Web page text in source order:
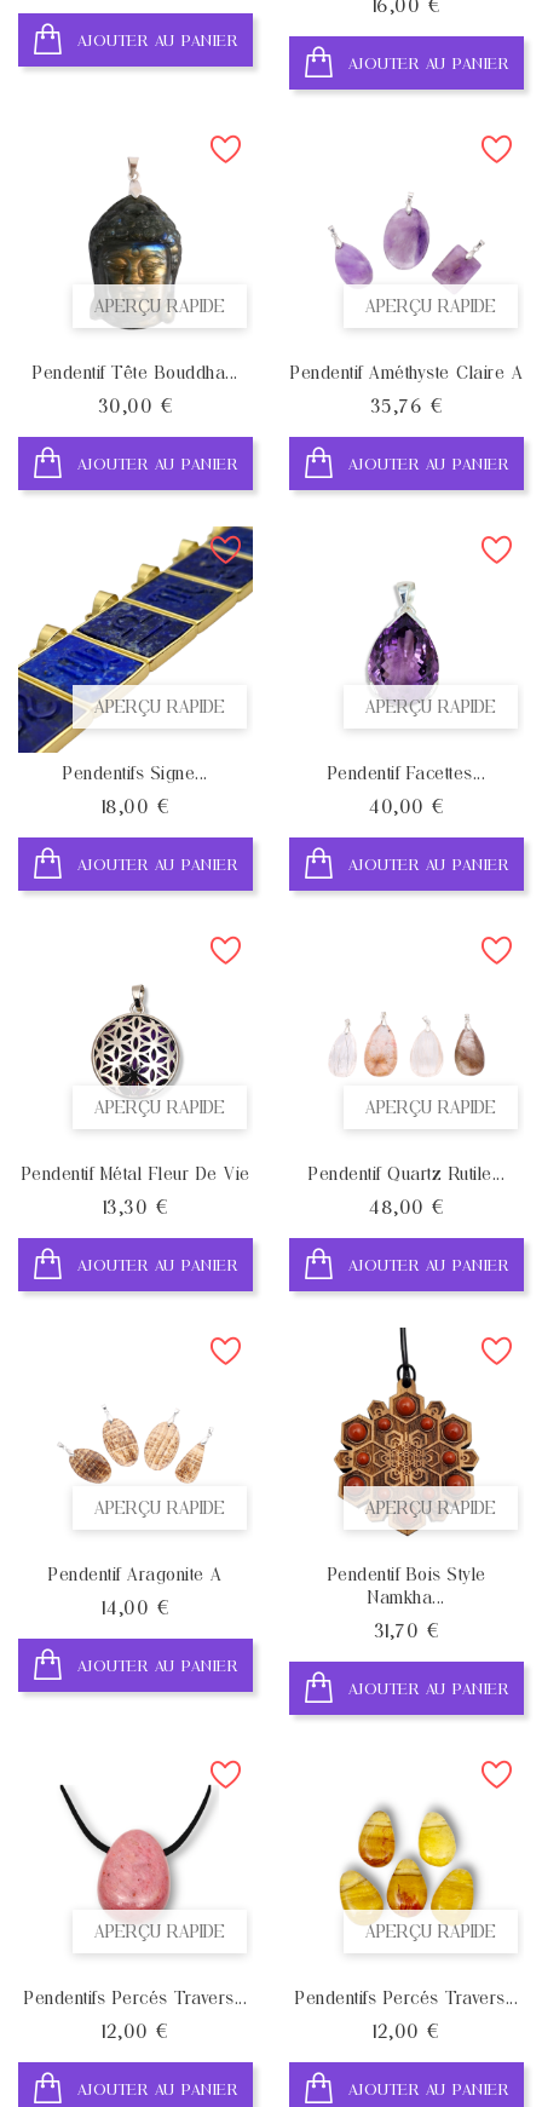
AJOUTER AU PANIER
16,00 €
AJOUTER AU PANIER
APERÇU RAPIDE
Pendentif Tête Bouddha...
30,00 €
AJOUTER AU PANIER
APERÇU RAPIDE
Pendentif Améthyste Claire A
35,76 €
AJOUTER AU PANIER
APERÇU RAPIDE
Pendentifs Signe...
18,00 €
AJOUTER AU PANIER
APERÇU RAPIDE
Pendentif Facettes...
40,00 €
AJOUTER AU PANIER
APERÇU RAPIDE
Pendentif Métal Fleur De Vie
13,30 €
AJOUTER AU PANIER
APERÇU RAPIDE
Pendentif Quartz Rutile...
48,00 €
AJOUTER AU PANIER
APERÇU RAPIDE
Pendentif Aragonite A
14,00 €
AJOUTER AU PANIER
APERÇU RAPIDE
Pendentif Bois Style
Namkha...
31,70 €
AJOUTER AU PANIER
APERÇU RAPIDE
Pendentifs Percés Travers...
12,00 €
AJOUTER AU PANIER
APERÇU RAPIDE
Pendentifs Percés Travers...
12,00 €
AJOUTER AU PANIER